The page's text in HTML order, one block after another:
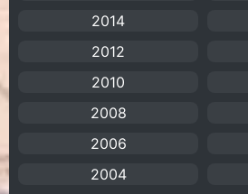
Animation แอนิเมชั่น
2014
2012
2010
2008
2006
2004